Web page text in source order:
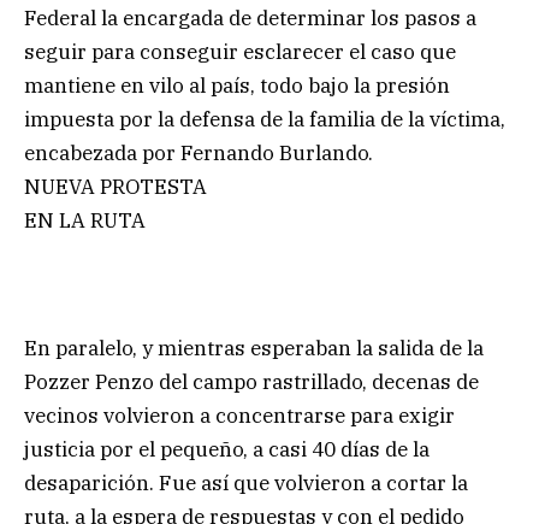
Federal la encargada de determinar los pasos a
seguir para conseguir esclarecer el caso que
mantiene en vilo al país, todo bajo la presión
impuesta por la defensa de la familia de la víctima,
encabezada por Fernando Burlando.
NUEVA PROTESTA
EN LA RUTA
En paralelo, y mientras esperaban la salida de la
Pozzer Penzo del campo rastrillado, decenas de
vecinos volvieron a concentrarse para exigir
justicia por el pequeño, a casi 40 días de la
desaparición. Fue así que volvieron a cortar la
ruta, a la espera de respuestas y con el pedido